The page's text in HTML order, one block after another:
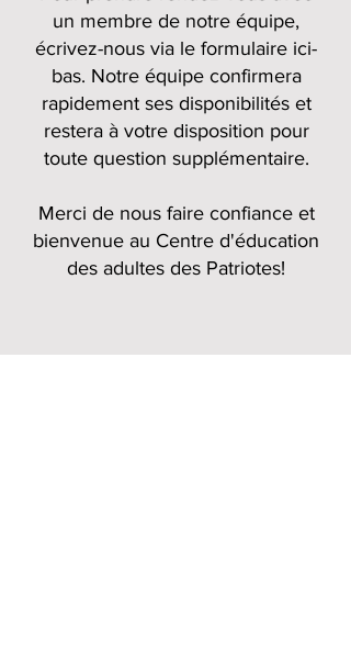
un membre de notre équipe,
écrivez-nous via le formulaire ici-
bas. Notre équipe confirmera
rapidement ses disponibilités et
restera à votre disposition pour
toute question supplémentaire.
Merci de nous faire confiance et
bienvenue au Centre d'éducation
des adultes des Patriotes!